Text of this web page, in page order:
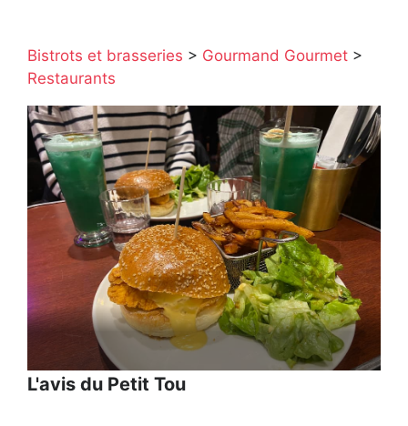
Bistrots et brasseries > Gourmand Gourmet >
Restaurants
L'avis du Petit Tou